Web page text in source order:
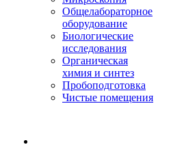
Общелабораторное
оборудование
Биологические
исследования
Органическая
химия и синтез
Пробоподготовка
Чистые помещения